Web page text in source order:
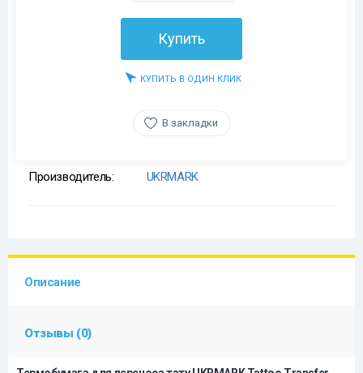
Купить
КУПИТЬ В ОДИН КЛИК
В закладки
Производитель: UKRMARK
Описание
Отзывы (0)